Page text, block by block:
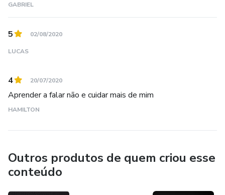
GABRIEL
5 02/08/2020
LUCAS
4 20/07/2020
Aprender a falar não e cuidar mais de mim
HAMILTON
Outros produtos de quem criou esse
conteúdo